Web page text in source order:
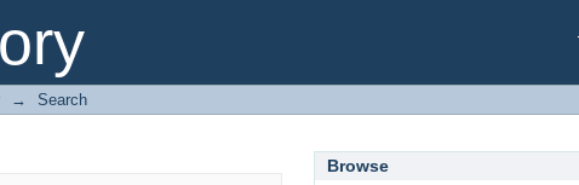
→ Search
Browse